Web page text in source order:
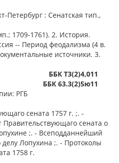
Петербург : Сенатская тип.,
1709-1761). 2. История.
-- Период феодализма (4 в.
источники. 3.
ББК Т3(2)4,011
ББК 63.3(2)5ю11
РГБ
сената 1757 г. ;. -
сената о
;. - Всеподданнейший
Лопухина ;. - Протоколы
1758 г.